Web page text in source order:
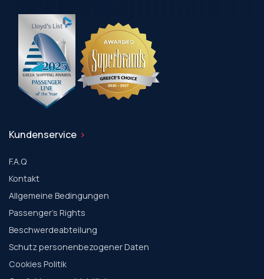
Kundenservice
F.A.Q
Kontakt
Allgemeine Bedingungen
Passenger's Rights
Beschwerdeabteilung
Schutz personenbezogener Daten
Cookies Politik